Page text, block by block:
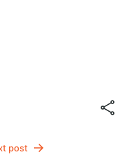
с
для распечатки
post